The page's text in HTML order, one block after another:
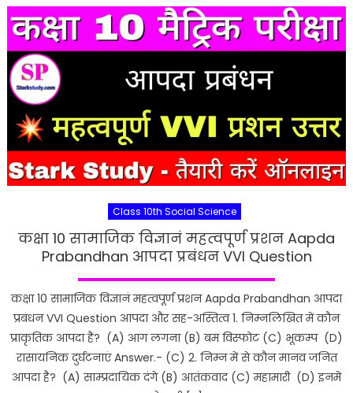
Class 10th Social Science
कक्षा 10 सामाजिक विज्ञानं महत्वपूर्ण प्रशन Aapda
Prabandhan आपदा प्रबंधन VVI Question
कक्षा 10 सामाजिक विज्ञानं महत्वपूर्ण प्रशन Aapda Prabandhan आपदा
प्रबंधन VVI Question आपदा और सह-अस्तित्व 1. निम्नलिखित में कौन
प्राकृतिक आपदा है? (A) आग लगना (B) बम विस्फोट (C) भूकम्प (D)
रासायनिक दुर्घटनाएं Answer.- (C) 2. निम्न में से कौन मानव जनित
आपदा है? (A) साम्प्रदायिक दंगे (B) आतंकवाद (C) महामारी (D) इनमें